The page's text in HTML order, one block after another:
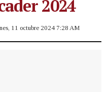
2024
11 octubre 2024 7:28 AM